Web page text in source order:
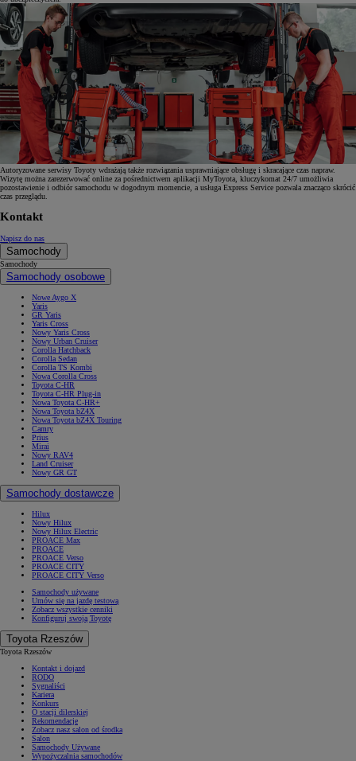
Autoryzowane serwisy Toyoty wdrażają także rozwiązania usprawniające obsługę i skracające czas napraw.
Wizytę można zarezerwować online za pośrednictwem aplikacji MyToyota, kluczykomat 24/7 umożliwia
pozostawienie i odbiór samochodu w dogodnym momencie, a usługa Express Service pozwala znacząco skrócić
czas przeglądu.
Kontakt
Napisz do nas
Samochody
Samochody
Samochody osobowe
Nowe Aygo X
Yaris
GR Yaris
Yaris Cross
Nowy Yaris Cross
Nowy Urban Cruiser
Corolla Hatchback
Corolla Sedan
Corolla TS Kombi
Nowa Corolla Cross
Toyota C-HR
Toyota C-HR Plug-in
Nowa Toyota C-HR+
Nowa Toyota bZ4X
Nowa Toyota bZ4X Touring
Camry
Prius
Mirai
Nowy RAV4
Land Cruiser
Nowy GR GT
Samochody dostawcze
Hilux
Nowy Hilux
Nowy Hilux Electric
PROACE Max
PROACE
PROACE Verso
PROACE CITY
PROACE CITY Verso
Samochody używane
Umów się na jazdę testową
Zobacz wszystkie cenniki
Konfiguruj swoją Toyotę
Toyota Rzeszów
Toyota Rzeszów
Kontakt i dojazd
RODO
Sygnaliści
Kariera
Konkurs
O stacji dilerskiej
Rekomendacje
Zobacz nasz salon od środka
Salon
Samochody Używane
Wypożyczalnia samochodów